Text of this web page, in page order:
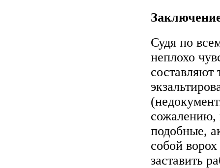
Судя по
неплохо
составляют
сожалению,
подобные,
собой
заставить